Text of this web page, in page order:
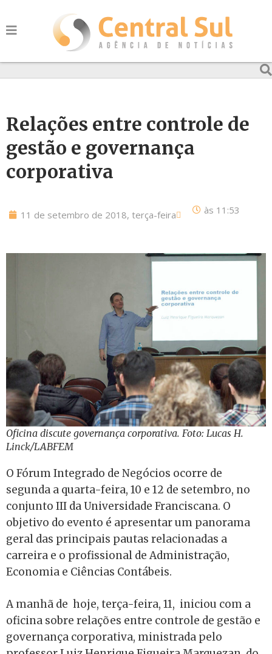
Relações entre controle de
gestão e governança
corporativa
11 de setembro de 2018, terça-feira às 11:53
Oficina discute governança corporativa. Foto: Lucas H.
Linck/LABFEM
O Fórum Integrado de Negócios ocorre de
segunda a quarta-feira, 10 e 12 de setembro, no
conjunto III da Universidade Franciscana. O
objetivo do evento é apresentar um panorama
geral das principais pautas relacionadas a
carreira e o profissional de Administração,
Economia e Ciências Contábeis.
A manhã de hoje, terça-feira, 11, iniciou com a
oficina sobre relações entre controle de gestão e
governança corporativa, ministrada pelo